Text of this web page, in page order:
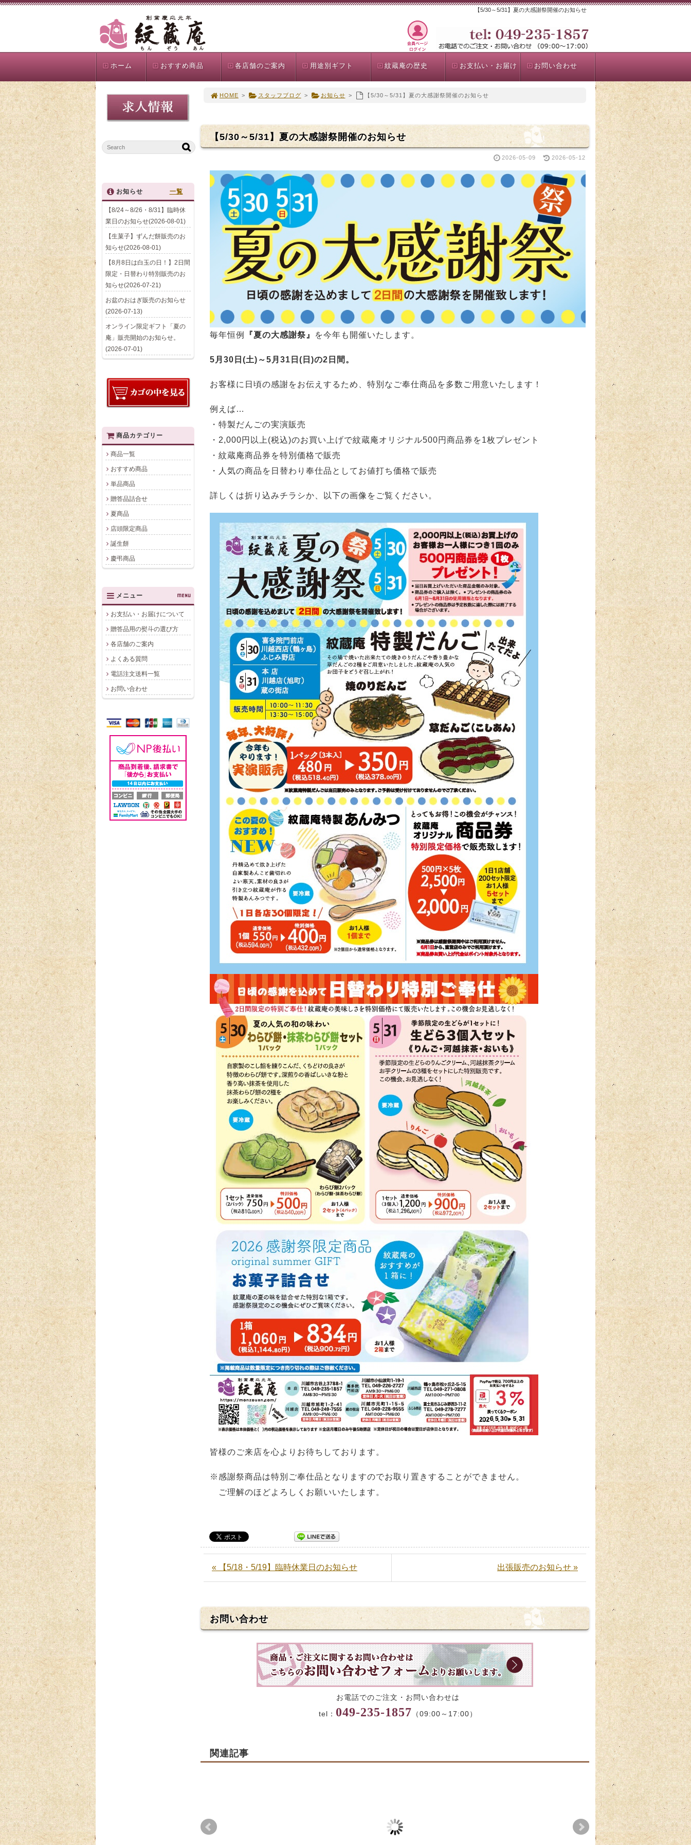
【5/30～5/31】夏の大感謝祭開催のお知らせ
ホーム おすすめ商品 各店舗のご案内 用途別ギフト 紋蔵庵の歴史 お支払い・お届け お問い合わせ
HOME > スタッフブログ > お知らせ > 【5/30～5/31】夏の大感謝祭開催のお知らせ
【5/30～5/31】夏の大感謝祭開催のお知らせ
2026-05-09 2026-05-12
毎年恒例 『夏の大感謝祭』 を今年も開催いたします。
5月30日(土)～5月31日(日)の2日間。
お客様に日頃の感謝をお伝えするため、特別なご奉仕商品を多数ご用意いたします！
例えば…
・特製だんごの実演販売
・2,000円以上(税込)のお買い上げで紋蔵庵オリジナル500円商品券を1枚プレゼント
・紋蔵庵商品券を特別価格で販売
・人気の商品を日替わり奉仕品としてお値打ち価格で販売
詳しくは折り込みチラシか、以下の画像をご覧ください。
皆様のご来店を心よりお待ちしております。
※感謝祭商品は特別ご奉仕品となりますのでお取り置きすることができません。
ご理解のほどよろしくお願いいたします。
« 【5/18・5/19】臨時休業日のお知らせ 出張販売のお知らせ »
お問い合わせ
お電話でのご注文・お問い合わせは
tel： 049-235-1857 （09:00～17:00）
関連記事
お月見に因んだお菓
お知らせ 一覧
【8/24～8/26・8/31】臨時休
業日のお知らせ(2026-08-01)
【生菓子】ずんだ餅販売のお
知らせ(2026-08-01)
【8月8日は白玉の日！】2日間
限定・日替わり特別販売のお
知らせ(2026-07-21)
お盆のおはぎ販売のお知らせ
(2026-07-13)
オンライン限定ギフト「夏の
庵」販売開始のお知らせ。
(2026-07-01)
商品カテゴリー
商品一覧
おすすめ商品
単品商品
贈答品詰合せ
夏商品
店頭限定商品
誕生餅
慶弔商品
メニュー MENU
お支払い・お届けについて
贈答品用の熨斗の選び方
各店舗のご案内
よくある質問
電話注文送料一覧
お問い合わせ